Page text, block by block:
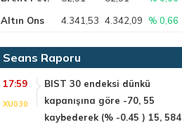
Altın Ons
4.341,53 4.342,09 % 0,66
Seans Raporu
17:59
XU030
BIST 30 endeksi dünkü
kapanışına göre -70, 55
kaybederek (% -0.45 ) 15, 584